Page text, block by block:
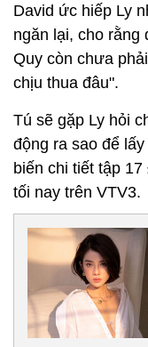
David ức hiếp Ly
ngăn lại, cho rằng
Quy còn chưa
chịu thua đâu".
Tú sẽ gặp Ly hỏi
động ra sao để
biến chi tiết tập 17
tối nay trên VTV3.